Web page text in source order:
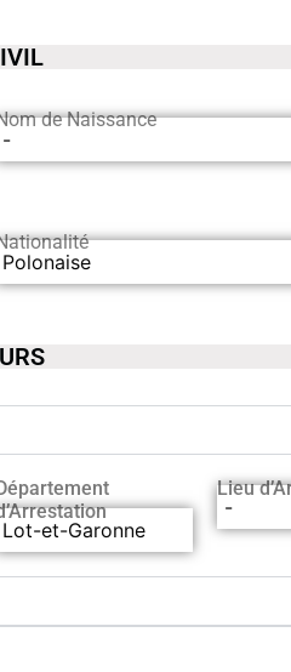
de Naissance
-
Polonaise
Lot-et-Garonne
Lieu
-